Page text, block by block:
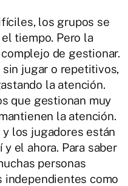
los grupos se
tiempo. Pero la
de gestionar.
jugar o repetitivos,
la atención.
que gestionan muy
la atención.
los jugadores están
el ahora. Para saber
personas
independientes como